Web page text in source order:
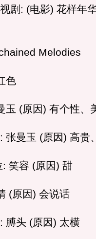
: (电影) 花样年
Melodies
色
(原因) 有个性、
曼玉 (原因) 高贵
容 (原因) 甜
原因) 会说话
头 (原因) 太横